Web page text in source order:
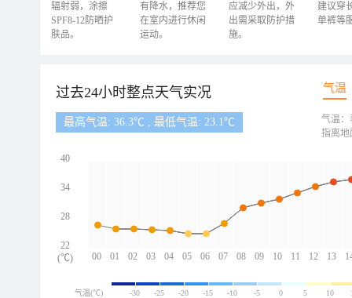
辐射弱，涂擦
SPF8-12防晒护
肤品。
有降水，推荐您
在室内进行休闲
运动。
应减少外出，外
出需采取防护措
施。
建议穿
单裤等
过去24小时整点天气实况 气温
最高气温: 36.3℃ , 最低气温: 23.1℃
00 01 02 03 04 05 06 07 08 09 10 11 12 13
40
34
28
22
(℃)
气温：
指离地
气温(℃) -30 -25 -20 -15 -10 -5 0 5 10